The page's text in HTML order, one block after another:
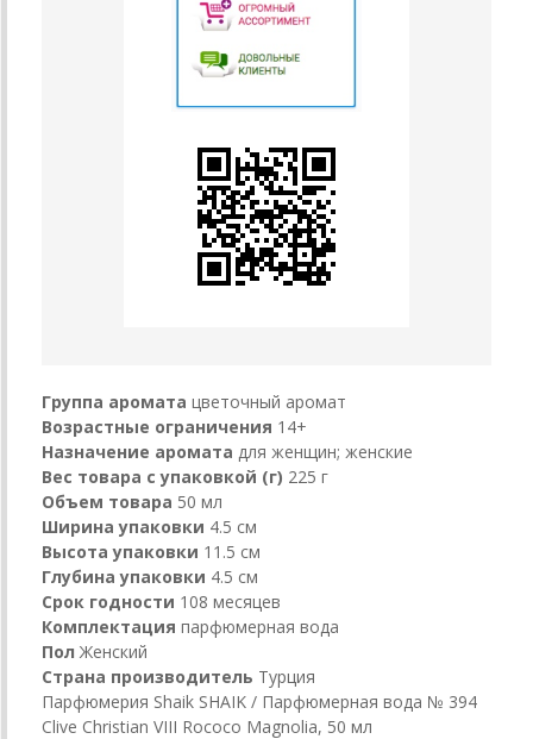
Группа аромата цветочный аромат
Возрастные ограничения 14+
Назначение аромата для женщин; женские
Вес товара с упаковкой (г) 225 г
Объем товара 50 мл
Ширина упаковки 4.5 см
Высота упаковки 11.5 см
Глубина упаковки 4.5 см
Срок годности 108 месяцев
Комплектация парфюмерная вода
Пол Женский
Страна производитель Турция
Парфюмерия Shaik SHAIK / Парфюмерная вода № 394
Clive Christian VIII Rococo Magnolia, 50 мл